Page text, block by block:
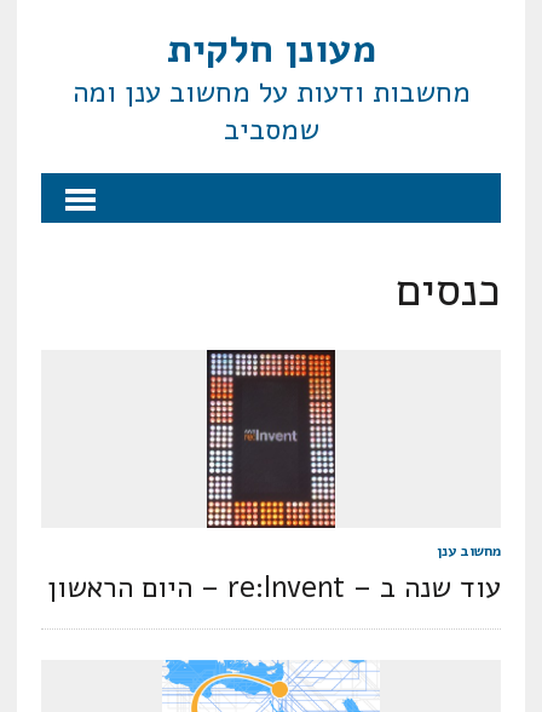
מעונן חלקית
מחשבות ודעות על מחשוב ענן ומה
שמסביב
כנסים
מחשוב ענן
עוד שנה ב – re:Invent – היום הראשון